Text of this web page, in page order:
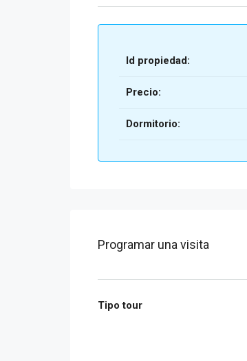
Id propiedad:
Precio:
Dormitorio:
Programar una visita
Tipo tour